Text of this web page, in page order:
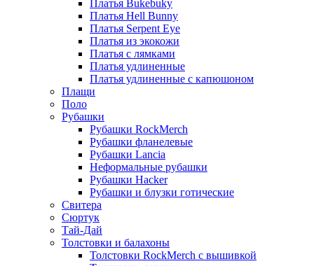
Платья Bukebuky
Платья Hell Bunny
Платья Serpent Eye
Платья из экокожи
Платья с лямками
Платья удлиненные
Платья удлиненные с капюшоном
Плащи
Поло
Рубашки
Рубашки RockMerch
Рубашки фланелевые
Рубашки Lancia
Неформальные рубашки
Рубашки Hacker
Рубашки и блузки готические
Свитера
Сюртук
Тай-Дай
Толстовки и балахоны
Толстовки RockMerch с вышивкой